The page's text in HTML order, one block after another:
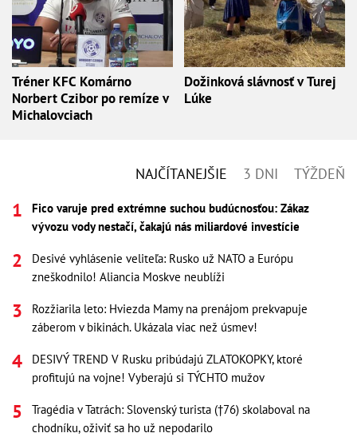
Tréner KFC Komárno
Norbert Czibor po remíze v
Michalovciach
Dožinková slávnosť v Turej
Lúke
NAJČÍTANEJŠIE 3 DNI TÝŽDEŇ
Fico varuje pred extrémne suchou budúcnosťou: Zákaz
vývozu vody nestačí, čakajú nás miliardové investície
Desivé vyhlásenie veliteľa: Rusko už NATO a Európu
zneškodnilo! Aliancia Moskve neublíži
Rozžiarila leto: Hviezda Mamy na prenájom prekvapuje
záberom v bikinách. Ukázala viac než úsmev!
DESIVÝ TREND V Rusku pribúdajú ZLATOKOPKY, ktoré
profitujú na vojne! Vyberajú si TÝCHTO mužov
Tragédia v Tatrách: Slovenský turista (†76) skolaboval na
chodníku, oživiť sa ho už nepodarilo